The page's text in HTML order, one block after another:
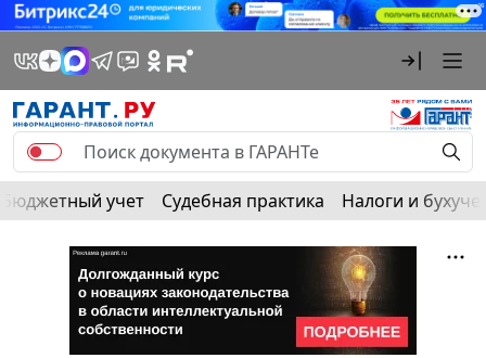
Бюджетный учет Судебная практика Налоги и